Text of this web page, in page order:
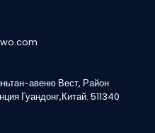
авеню Вест, Район
Гуандонг,Китай. 511340